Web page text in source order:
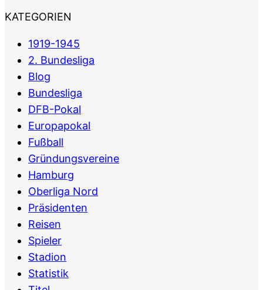
KATEGORIEN
1919-1945
2. Bundesliga
Blog
Bundesliga
DFB-Pokal
Europapokal
Fußball
Gründungsvereine
Hamburg
Oberliga Nord
Präsidenten
Reisen
Spieler
Stadion
Statistik